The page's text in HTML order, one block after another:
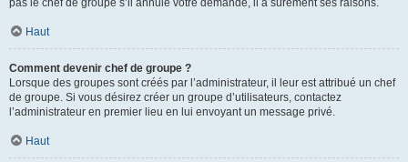
Haut
Comment devenir chef de groupe ?
Lorsque des groupes sont créés par l’administrateur, il leur est attribué un chef
de groupe. Si vous désirez créer un groupe d’utilisateurs, contactez
l’administrateur en premier lieu en lui envoyant un message privé.
Haut